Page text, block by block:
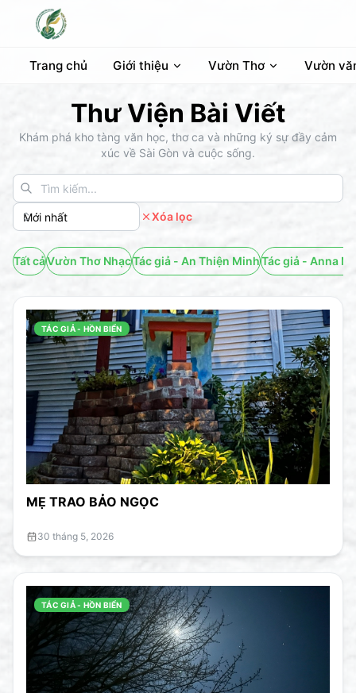
Trang chủ Giới thiệu Vườn Thơ Vườn
Thư Viện Bài Viết
Khám phá kho tàng văn học, thơ ca và những ký sự đầy cảm
xúc về Sài Gòn và cuộc sống.
Xóa lọc
Tất cảVườn Thơ NhạcTác giả - An Thiện MinhTác giả - Anna
TÁC GIẢ - HỒN BIỂN
MẸ TRAO BẢO NGỌC
30 tháng 5, 2026
TÁC GIẢ - HỒN BIỂN